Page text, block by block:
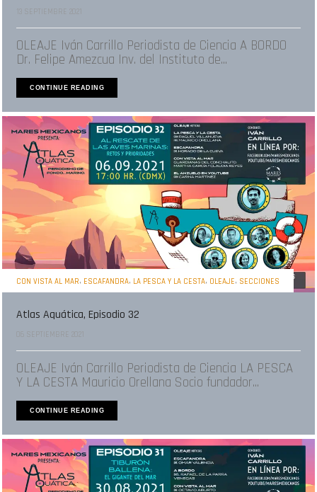
13 SEPTIEMBRE 2021
OLEAJE Iván Carrillo Periodista de Ciencia A BORDO
Dr. Felipe Amezcua Inv. del Instituto de...
CONTINUE READING
CON VISTA AL MAR, ESCAFANDRA, LA PESCA Y LA CESTA, OLEAJE, SECCIONES
Atlas Aquática, Episodio 32
06 SEPTIEMBRE 2021
OLEAJE Iván Carrillo Periodista de Ciencia LA PESCA
Y LA CESTA Mauricio Orellana Socio fundador...
CONTINUE READING